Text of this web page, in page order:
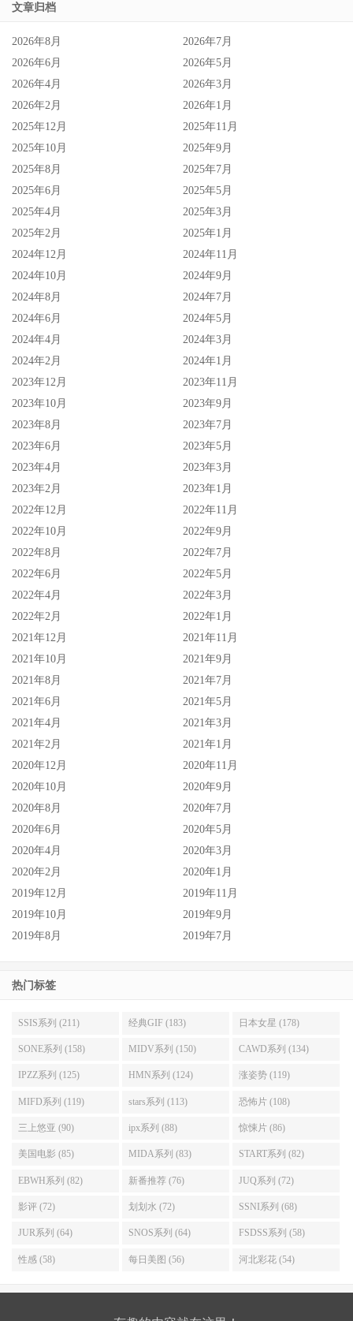
文章归档
2026年8月
2026年7月
2026年6月
2026年5月
2026年4月
2026年3月
2026年2月
2026年1月
2025年12月
2025年11月
2025年10月
2025年9月
2025年8月
2025年7月
2025年6月
2025年5月
2025年4月
2025年3月
2025年2月
2025年1月
2024年12月
2024年11月
2024年10月
2024年9月
2024年8月
2024年7月
2024年6月
2024年5月
2024年4月
2024年3月
2024年2月
2024年1月
2023年12月
2023年11月
2023年10月
2023年9月
2023年8月
2023年7月
2023年6月
2023年5月
2023年4月
2023年3月
2023年2月
2023年1月
2022年12月
2022年11月
2022年10月
2022年9月
2022年8月
2022年7月
2022年6月
2022年5月
2022年4月
2022年3月
2022年2月
2022年1月
2021年12月
2021年11月
2021年10月
2021年9月
2021年8月
2021年7月
2021年6月
2021年5月
2021年4月
2021年3月
2021年2月
2021年1月
2020年12月
2020年11月
2020年10月
2020年9月
2020年8月
2020年7月
2020年6月
2020年5月
2020年4月
2020年3月
2020年2月
2020年1月
2019年12月
2019年11月
2019年10月
2019年9月
2019年8月
2019年7月
热门标签
SSIS系列 (211) 经典GIF (183) 日本女星 (178)
SONE系列 (158) MIDV系列 (150) CAWD系列 (134)
IPZZ系列 (125) HMN系列 (124) 涨姿势 (119)
MIFD系列 (119) stars系列 (113) 恐怖片 (108)
三上悠亚 (90) ipx系列 (88) 惊悚片 (86)
美国电影 (85) MIDA系列 (83) START系列 (82)
EBWH系列 (82) 新番推荐 (76) JUQ系列 (72)
影评 (72) 划划水 (72) SSNI系列 (68)
JUR系列 (64) SNOS系列 (64) FSDSS系列 (58)
性感 (58) 每日美图 (56) 河北彩花 (54)